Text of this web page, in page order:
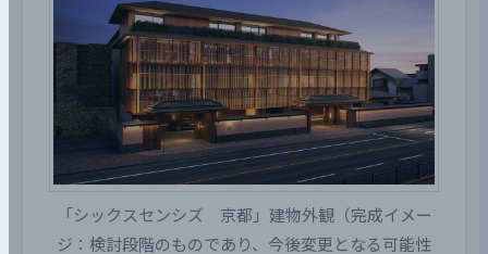
「シックスセンシズ　京都」建物外観（完成イメー
ジ：検討段階のものであり、今後変更となる可能性